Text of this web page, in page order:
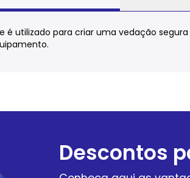
é utilizado para criar uma vedação
Descontos